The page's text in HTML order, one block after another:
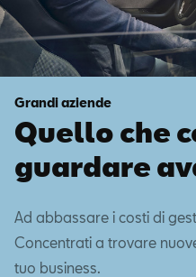
Grandi aziende
Quello che
guardare
Ad abbassare i costi di
Concentrati a trovare
tuo business.